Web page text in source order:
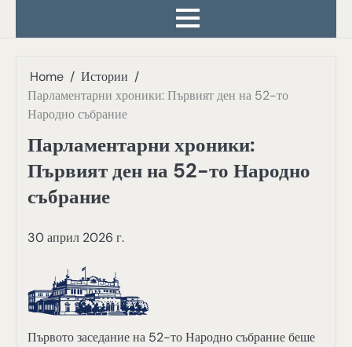
Home
Истории
Парламентарни хроники: Първият ден на 52-то
Народно събрание
Парламентарни хроники:
Първият ден на 52-то Народно
събрание
30 април 2026 г.
Първото заседание на 52-то Народно събрание беше